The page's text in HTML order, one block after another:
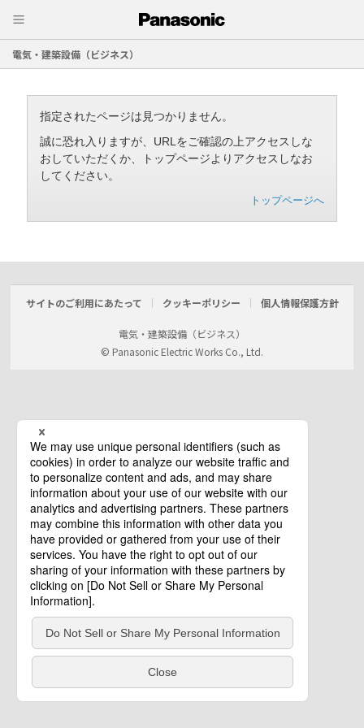
電気・建築設備（ビジネス）
指定されたページは見つかりません。
誠に恐れ入りますが、URLをご確認の上アクセスしな
おしていただくか、トップページよりアクセスしなお
してください。
トップページへ
サイトのご利用にあたって クッキーポリシー 個人情報保護方針
電気・建築設備（ビジネス）
© Panasonic Electric Works Co., Ltd.